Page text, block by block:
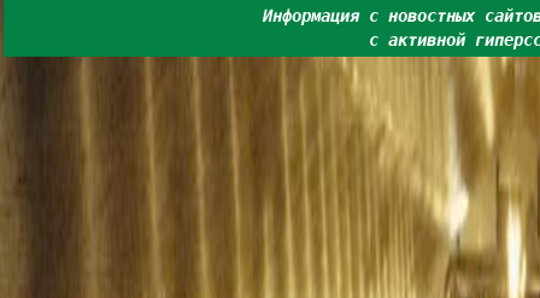
Информация с новостных
с активной